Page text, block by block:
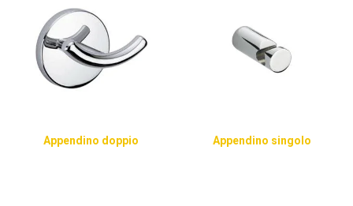
Appendino doppio Appendino singolo